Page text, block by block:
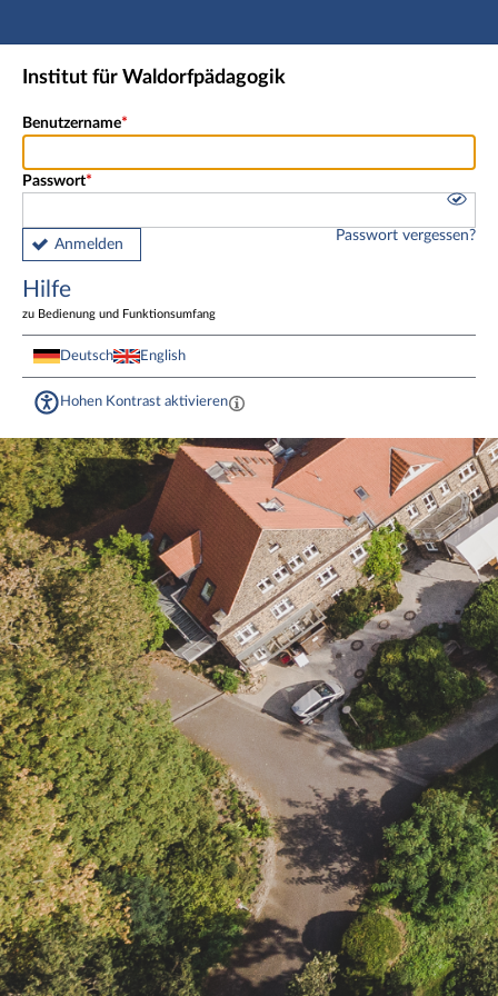
Hauptnavigation
Fußzeile
Institut für Waldorfpädagogik
Benutzername
Passwort
Anmelden
Passwort vergessen?
Hilfe
zu Bedienung und Funktionsumfang
Deutsch English
Hohen Kontrast aktivieren